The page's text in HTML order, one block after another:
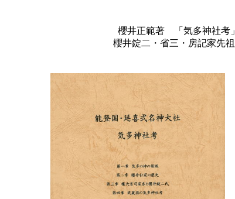
櫻井正範著 「気多神社考
櫻井錠二・省三・房記家先